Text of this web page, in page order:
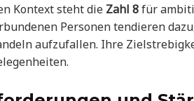
Kontext steht die Zahl 8für
Personen tendieren
aufzufallen. Ihre